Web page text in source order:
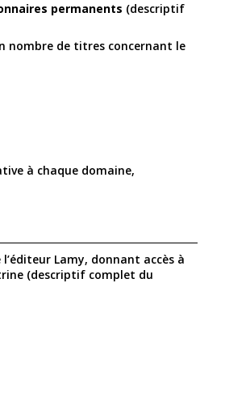
permanents (descriptif
nombre de titres concernant le
à chaque domaine,
Lamy, donnant accès à
(descriptif complet du